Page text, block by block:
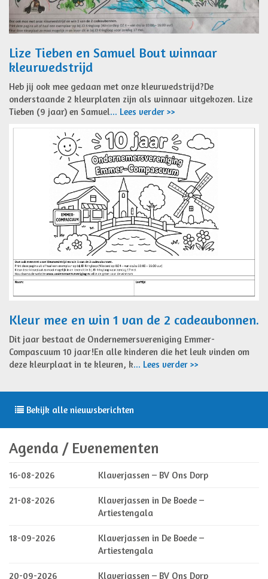
Lize Tieben en Samuel Bout winnaar
kleurwedstrijd
Heb jij ook mee gedaan met onze kleurwedstrijd?De
onderstaande 2 kleurplaten zijn als winnaar uitgekozen. Lize
Tieben (9 jaar) en Samuel... Lees verder >>
Kleur mee en win 1 van de 2 cadeaubonnen.
Dit jaar bestaat de Ondernemersvereniging Emmer-
Compascuum 10 jaar!En alle kinderen die het leuk vinden om
deze kleurplaat in te kleuren, k... Lees verder >>
Bekijk alle nieuwsberichten
Agenda / Evenementen
16-08-2026 Klaverjassen – BV Ons Dorp
21-08-2026
Klaverjassen in De Boede –
Artiestengala
18-09-2026
Klaverjassen in De Boede –
Artiestengala
20-09-2026 Klaverjassen – BV Ons Dorp